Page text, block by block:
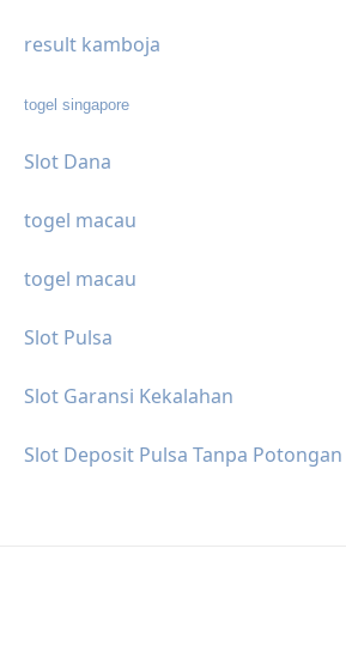
result kamboja
togel singapore
Slot Dana
togel macau
togel macau
Slot Pulsa
Slot Garansi Kekalahan
Slot Deposit Pulsa Tanpa Potongan